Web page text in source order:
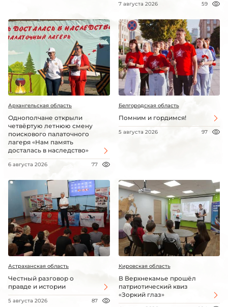
7 августа 2026 59
Архангельская область
Однополчане открыли
четвёртую летнюю смену
поискового палаточного
лагеря «Нам память
досталась в наследство»
6 августа 2026 77
Белгородская область
Помним и гордимся!
5 августа 2026 97
Астраханская область
Честный разговор о
правде и истории
5 августа 2026 87
Кировская область
В Верхнекамье прошёл
патриотический квиз
«Зоркий глаз»